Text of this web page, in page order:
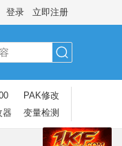
登录 立即注册
索
PAK修改
器 变量检测